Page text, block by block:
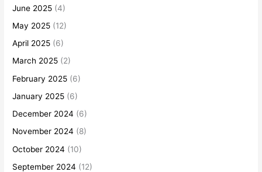
June 2025 (4)
May 2025 (12)
April 2025 (6)
March 2025 (2)
February 2025 (6)
January 2025 (6)
December 2024 (6)
November 2024 (8)
October 2024 (10)
September 2024 (12)